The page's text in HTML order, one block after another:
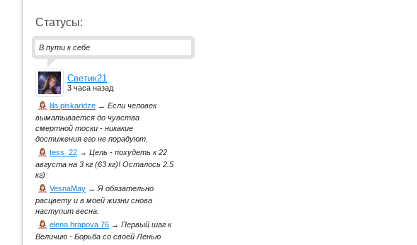
Статусы:
В пути к себе
Светик21
3 часа назад
lila piskaridze → Если человек
выматывается до чувства
смертной тоски - никакие
достижения его не порадуют.
tess_22 → Цель - похудеть к 22
августа на 3 кг (63 кг)! Осталось 2.5
кг)
VesnaMay →Я обязательно
расцвету и в моей жизни снова
наступит весна.
elena hrapova 76 → Первый шаг к
Величию - Борьба со своей Ленью